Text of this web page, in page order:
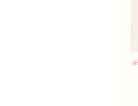
※